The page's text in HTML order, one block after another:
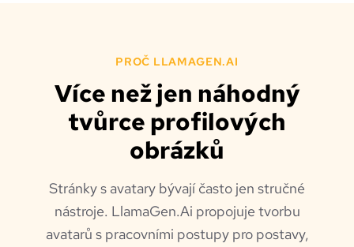
PROČ LLAMAGEN.AI
Více než jen náhodný
tvůrce profilových
obrázků
Stránky s avatary bývají často jen stručné
nástroje. LlamaGen.Ai propojuje tvorbu
avatarů s pracovními postupy pro postavy,